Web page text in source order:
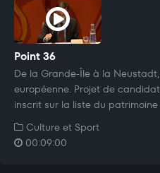
Point 36
De la Grande-Île à la
européenne. Projet de
inscrit sur la liste du
Culture et Sport
00:09:00